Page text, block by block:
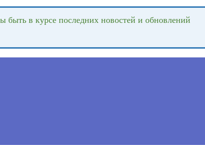
быть в курсе последних новостей и обновлений